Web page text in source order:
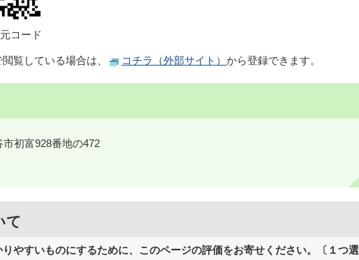
コード
覧している場合は、 コチラ（外部サイト） から登録できます。
初富928番地の472
て
やすいものにするために、このページの評価をお寄せください。〔１つ選